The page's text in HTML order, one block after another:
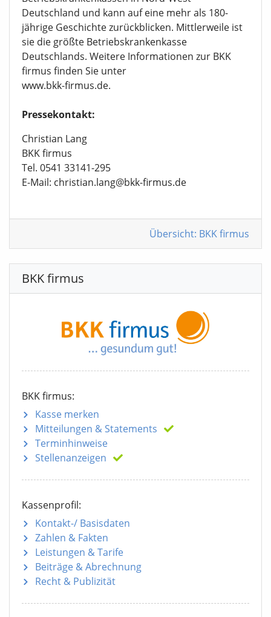
Deutschland und kann auf eine mehr als 180-
jährige Geschichte zurückblicken. Mittlerweile ist
sie die größte Betriebskrankenkasse
Deutschlands. Weitere Informationen zur BKK
firmus finden Sie unter
www.bkk-firmus.de.
Pressekontakt:
Christian Lang
BKK firmus
Tel. 0541 33141-295
E-Mail: christian.lang@bkk-firmus.de
Übersicht: BKK firmus
BKK firmus
BKK firmus:
Kasse merken
Mitteilungen & Statements
Terminhinweise
Stellenanzeigen
Kassenprofil:
Kontakt-/ Basisdaten
Zahlen & Fakten
Leistungen & Tarife
Beiträge & Abrechnung
Recht & Publizität